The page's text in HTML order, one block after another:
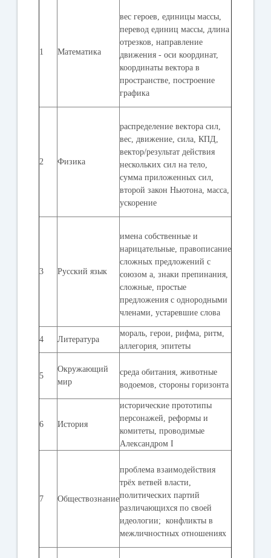
1 Математика
вес героев, единицы массы,
перевод единиц массы, длина
отрезков, направление
движения - оси координат,
координаты вектора в
пространстве, построение
графика
2 Физика
распределение вектора сил,
вес, движение, сила, КПД,
вектор/результат действия
нескольких сил на тело,
сумма приложенных сил,
второй закон Ньютона, масса,
ускорение
3 Русский язык
имена собственные и
нарицательные, правописание
сложных предложений с
союзом а, знаки препинания,
сложные, простые
предложения с однородными
членами, устаревшие слова
4 Литература
мораль, герои, рифма, ритм,
аллегория, эпитеты
5
Окружающий
мир
среда обитания, животные
водоемов, стороны горизонта
6 История
исторические прототипы
персонажей, реформы и
комитеты, проводимые
Александром I
7 Обществознание
проблема взаимодействия
трёх ветвей власти,
политических партий
различающихся по своей
идеологии; конфликты в
межличностных отношениях